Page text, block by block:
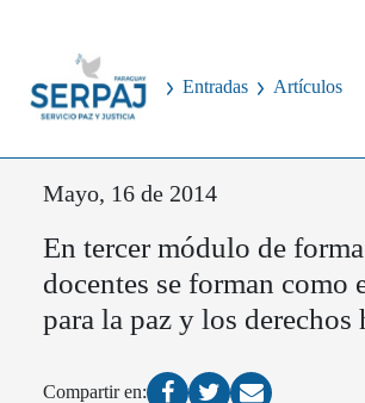
Entradas Artículos
Mayo, 16 de 2014
En tercer módulo de
docentes se forman como
para la paz y los derechos
Compartir en: